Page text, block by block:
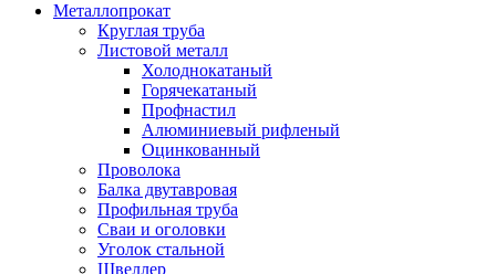
Металлопрокат
Круглая труба
Листовой металл
Холоднокатаный
Горячекатаный
Профнастил
Алюминиевый рифленый
Оцинкованный
Проволока
Балка двутавровая
Профильная труба
Сваи и оголовки
Уголок стальной
Швеллер